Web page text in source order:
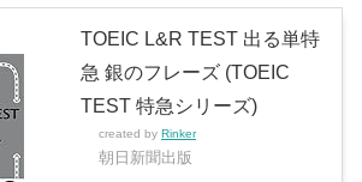
TOEIC L&R TEST 出る単特
急 銀のフレーズ (TOEIC
TEST 特急シリーズ)
created by Rinker
朝日新聞出版